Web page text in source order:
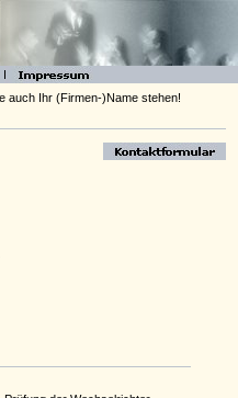
auch Ihr (Firmen-)Name stehen!